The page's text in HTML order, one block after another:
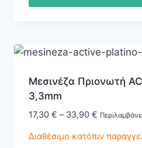
Μεσινέζα Πριονωτή
3,3mm
17,30 € – 33,90 €Price
17,30 €
Διαθέσιμο κατόπιν